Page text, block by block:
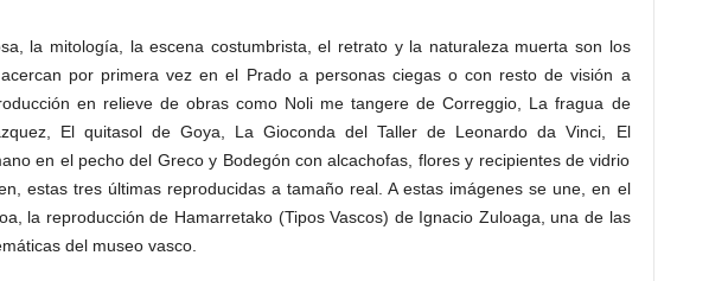
la mitología, la escena costumbrista, el retrato y la naturaleza muerta son los
por primera vez en el Prado a personas ciegas o con resto de visión a
en relieve de obras como Noli me tangere de Correggio, La fragua de
El quitasol de Goya, La Gioconda del Taller de Leonardo da Vinci, El
en el pecho del Greco y Bodegón con alcachofas, flores y recipientes de vidrio
estas tres últimas reproducidas a tamaño real. A estas imágenes se une, en el
la reproducción de Hamarretako (Tipos Vascos) de Ignacio Zuloaga, una de las
del museo vasco.